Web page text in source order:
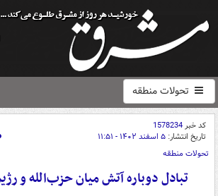
تحولات منطقه
کد خبر1578234
تاریخ انتشار: ۵ اسفند ۱۴۰۲ - ۱۱:۵۱
تحولات منطقه
تبادل دوباره آتش میان حزب‌الله و